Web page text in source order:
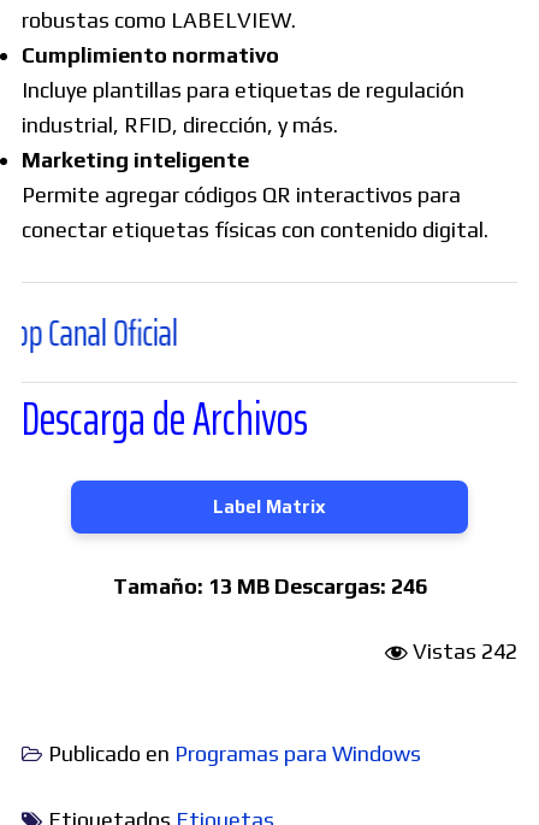
robustas como LABELVIEW.
Cumplimiento normativo
Incluye plantillas para etiquetas de regulación
industrial, RFID, dirección, y más.
Marketing inteligente
Permite agregar códigos QR interactivos para
conectar etiquetas físicas con contenido digital.
Oficial
Descarga de Archivos
Label Matrix
Tamaño: 13 MB Descargas: 246
Vistas 242
Publicado en Programas para Windows
Etiquetados Etiquetas